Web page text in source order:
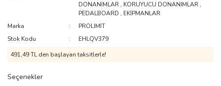
DONANIMLAR , KORUYUCU DONANIMLAR ,
PEDALBOARD , EKİPMANLAR
Marka
PROLIMIT
Stok Kodu
EHLQV379
491,49 TL den başlayan taksitlerle!
Seçenekler